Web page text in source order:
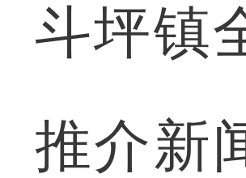
斗坪镇
推介新